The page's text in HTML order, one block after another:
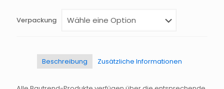
Verpackung
Beschreibung Zusätzliche Informationen